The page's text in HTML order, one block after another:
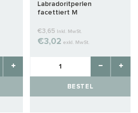
Labradoritperlen
facettiert M
€3,65 Inkl. MwSt.
€3,02 exkl. MwSt.
BESTEL